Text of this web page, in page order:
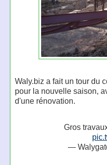
Waly.biz a fait un tour du
pour la nouvelle saison,
d'une rénovation.
Gros
—